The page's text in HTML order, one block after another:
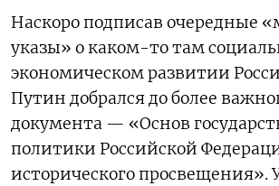
Наскоро подписав очередные
указы» о каком-то там
экономическом развитии
Путин добрался до более
документа — «Основ
политики Российской
исторического просвещения».